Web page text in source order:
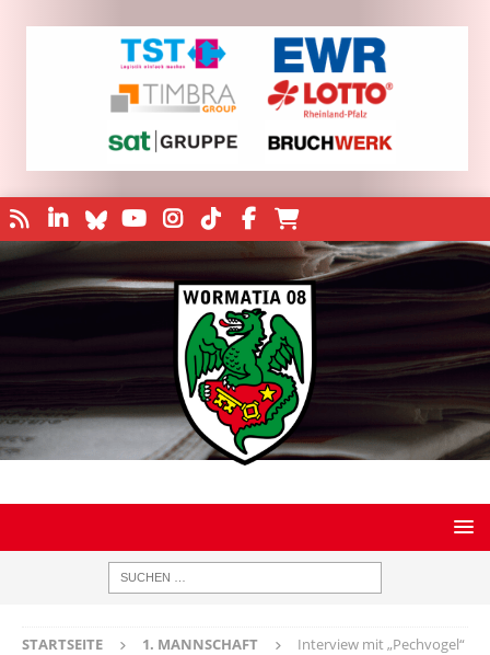
STARTSEITE 1. MANNSCHAFT
Interview mit „Pechvogel“